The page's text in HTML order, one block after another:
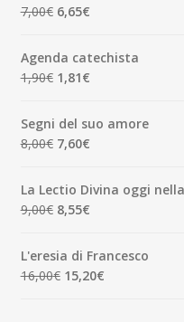
era:
7,00€.
è:
7,00€ Il
originale
era:
7,00€.
6,65€Il
attuale
è:
Agenda catechista
1,90€ Il
originale
era:
1,90€.
1,81€Il
è:
Segni del suo amore
8,00€ Il
originale
era:
8,00€.
7,60€Il
attuale
è:
La Lectio Divina oggi
9,00€ Il
originale
era:
9,00€.
8,55€Il
attuale
è:
L'eresia di Francesco
16,00€ Il
15,20€Il